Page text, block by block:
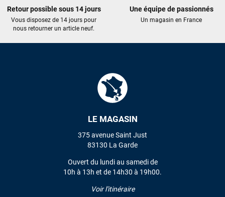
Retour possible sous 14 jours
Vous disposez de 14 jours pour
nous retourner un article neuf.
Une équipe de passionnés
Un magasin en France
LE MAGASIN
375 avenue Saint Just
83130 La Garde
Ouvert du lundi au samedi de
10h à 13h et de 14h30 à 19h00.
Voir l'itinéraire
Maronui RICHMOND
il y a 2 mois
J'ai acheté une voile d'occasion depuis Tahiti. Super service.
L'envoi a été rapide. La voile est arrivée en super état.
VOIR TOUS LES AVIS
LAISSER UN AVIS